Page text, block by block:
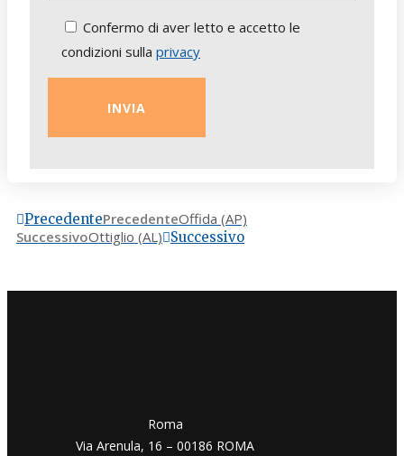
Confermo di aver letto e accetto le
condizioni sulla privacy
PrecedentePrecedenteOffida (AP)
SuccessivoOttiglio (AL) Successivo
​​Roma
Via Arenula, 16 – 00186 ROMA